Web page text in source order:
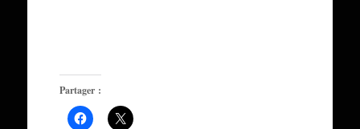
Partager :